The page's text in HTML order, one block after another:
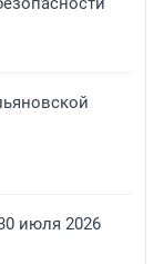
июля 2026